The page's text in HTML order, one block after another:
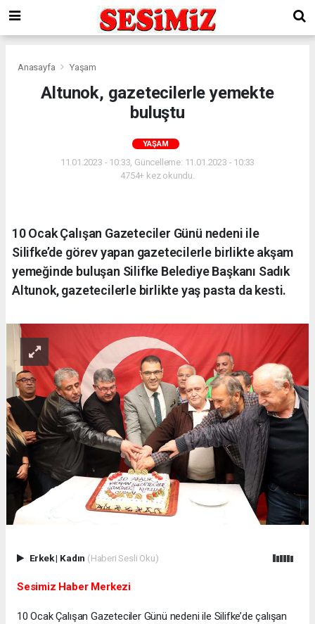
Anasayfa Yaşam
Altunok, gazetecilerle yemekte
buluştu
YAŞAM
11.01.2023 - 10:33, Güncelleme: 11.01.2023 - 10:33
4754+ kez okundu.
10 Ocak Çalışan Gazeteciler Günü nedeni ile
Silifke’de görev yapan gazetecilerle birlikte akşam
yemeğinde buluşan Silifke Belediye Başkanı Sadık
Altunok, gazetecilerle birlikte yaş pasta da kesti.
Erkek| Kadın (Haberi Sesli Oku)
Sesimiz Haber Merkezi
10 Ocak Çalışan Gazeteciler Günü nedeni ile Silifke’de çalışan